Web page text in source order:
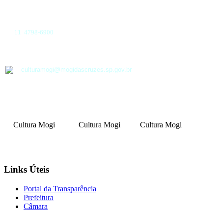
11 4798-6900
culturamogi@mogidascruzes.sp.gov.br
Cultura Mogi Cultura Mogi Cultura Mogi
Links Úteis
Portal da Transparência
Prefeitura
Câmara